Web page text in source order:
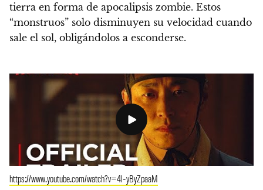
tierra en forma de apocalipsis zombie. Estos
“monstruos” solo disminuyen su velocidad cuando
sale el sol, obligándolos a esconderse.
https://www.youtube.com/watch?v=4l-yByZpaaM